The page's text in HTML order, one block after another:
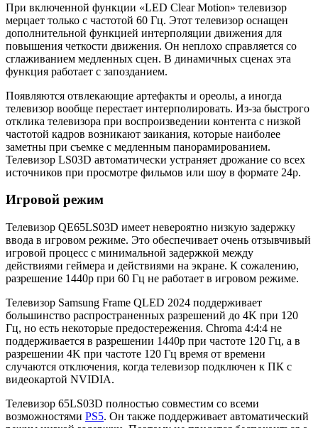
При включенной функции «LED Clear Motion» телевизор
мерцает только с частотой 60 Гц. Этот телевизор оснащен
дополнительной функцией интерполяции движения для
повышения четкости движения. Он неплохо справляется со
сглаживанием медленных сцен. В динамичных сценах эта
функция работает с запозданием.
Появляются отвлекающие артефакты и ореолы, а иногда
телевизор вообще перестает интерполировать. Из-за быстрого
отклика телевизора при воспроизведении контента с низкой
частотой кадров возникают заикания, которые наиболее
заметны при съемке с медленным панорамированием.
Телевизор LS03D автоматически устраняет дрожание со всех
источников при просмотре фильмов или шоу в формате 24p.
Игровой режим
Телевизор QE65LS03D имеет невероятно низкую задержку
ввода в игровом режиме. Это обеспечивает очень отзывчивый
игровой процесс с минимальной задержкой между
действиями геймера и действиями на экране. К сожалению,
разрешение 1440p при 60 Гц не работает в игровом режиме.
Телевизор Samsung Frame QLED 2024 поддерживает
большинство распространенных разрешений до 4K при 120
Гц, но есть некоторые предостережения. Chroma 4:4:4 не
поддерживается в разрешении 1440p при частоте 120 Гц, а в
разрешении 4K при частоте 120 Гц время от времени
случаются отключения, когда телевизор подключен к ПК с
видеокартой NVIDIA.
Телевизор 65LS03D полностью совместим со всеми
возможностями PS5. Он также поддерживает автоматический